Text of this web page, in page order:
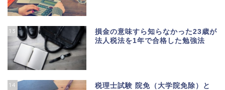
13
損金の意味すら知らなかった23歳が
法人税法を1年で合格した勉強法
14
税理士試験 院免（大学院免除）と